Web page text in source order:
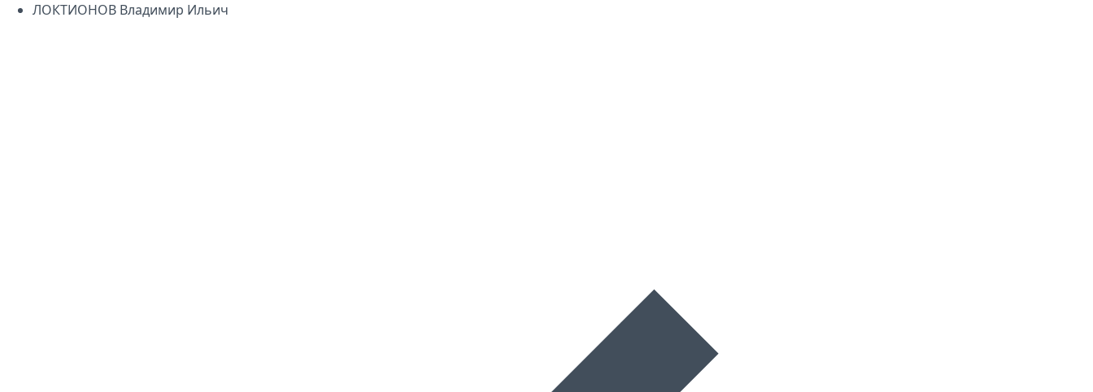
ЛОКТИОНОВ Владимир Ильич